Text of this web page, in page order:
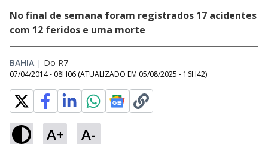
No final de semana foram registrados 17 acidentes
com 12 feridos e uma morte
BAHIA | Do R7
07/04/2014 - 08H06 (ATUALIZADO EM 05/08/2025 - 16H42)
A+ A-